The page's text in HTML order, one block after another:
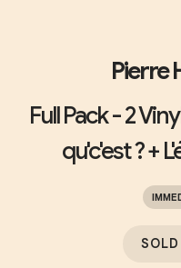
Pierre
Full Pack - 2
qu'c'est ? +